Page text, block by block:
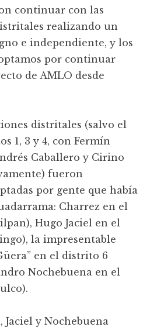
continuar con las
realizando un
e independiente, y los
por continuar
de AMLO desde
distritales (salvo el
1, 3 y 4, con Fermín
Caballero y Cirino
fueron
por gente que había
Charrez en el
Hugo Jaciel en el
la impresentable
en el distrito 6
Nochebuena en el
Jaciel y Nochebuena